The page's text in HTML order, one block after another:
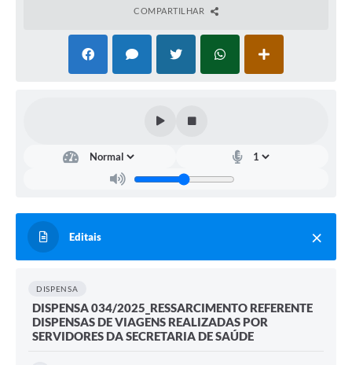
COMPARTILHAR
Editais
DISPENSA
DISPENSA 034/2025_RESSARCIMENTO REFERENTE
DISPENSAS DE VIAGENS REALIZADAS POR
SERVIDORES DA SECRETARIA DE SAÚDE